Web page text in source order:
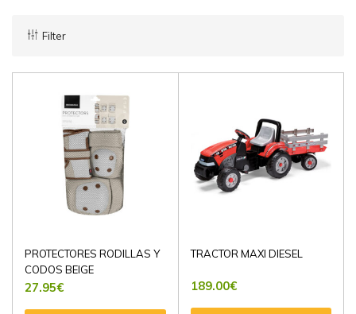
Filter
PROTECTORES RODILLAS Y
CODOS BEIGE
27.95€
TRACTOR MAXI DIESEL
189.00€